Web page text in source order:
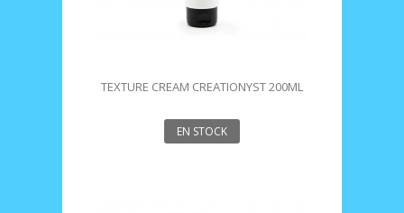
TEXTURE CREAM CREATIONYST 200ML
EN STOCK